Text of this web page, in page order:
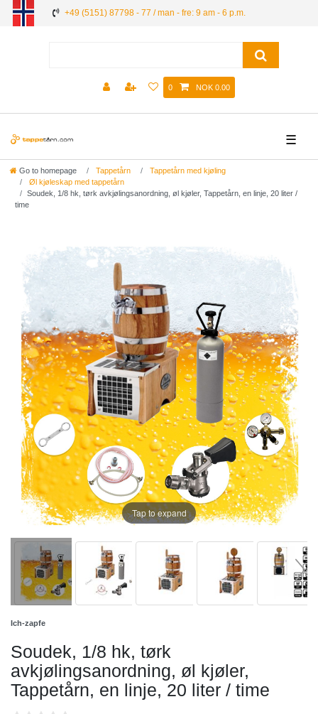
+49 (5151) 87798 - 77 / man - fre: 9 am - 6 p.m.
0 NOK 0.00
☰
Go to homepage Tappetårn
Tappetårn med kjøling
Øl kjøleskap med tappetårn
Soudek, 1/8 hk, tørk avkjølingsanordning, øl kjøler, Tappetårn, en linje, 20 liter /
time
Tap to expand
Ich-zapfe
Soudek, 1/8 hk, tørk
avkjølingsanordning, øl kjøler,
Tappetårn, en linje, 20 liter / time